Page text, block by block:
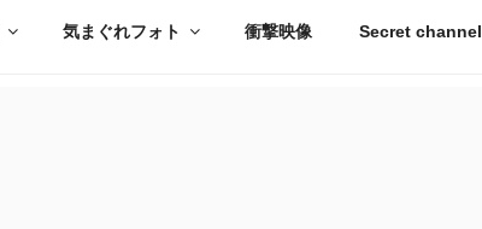
気まぐれフォト 衝撃映像 Secret channel